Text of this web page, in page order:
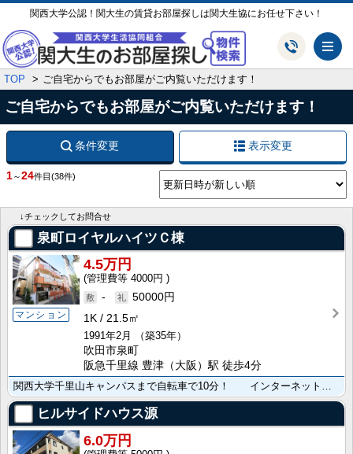
関西大学公認！関大生の賃貸お部屋探しは関大生協にお任せ下さい！
TOP ご自宅からでもお部屋がご内覧いただけます！
ご自宅からでもお部屋がご内覧いただけます！
条件変更 表示変更
1～24件目 (38件)
↓チェックしてお問合せ
泉町ロイヤルハイツＣ棟
マンション
4.5万円
4000円
-
50000円
1K
21.5㎡
1991年2月
（築35年）
吹田市泉町
阪急千里線 豊津（大阪）駅 徒歩4分
関西大学千里山キャンパスまで自転車で10分！ インターネットWi-Fi利用無料！豊津駅･コンビニ････
ヒルサイドハウス源
6.0万円